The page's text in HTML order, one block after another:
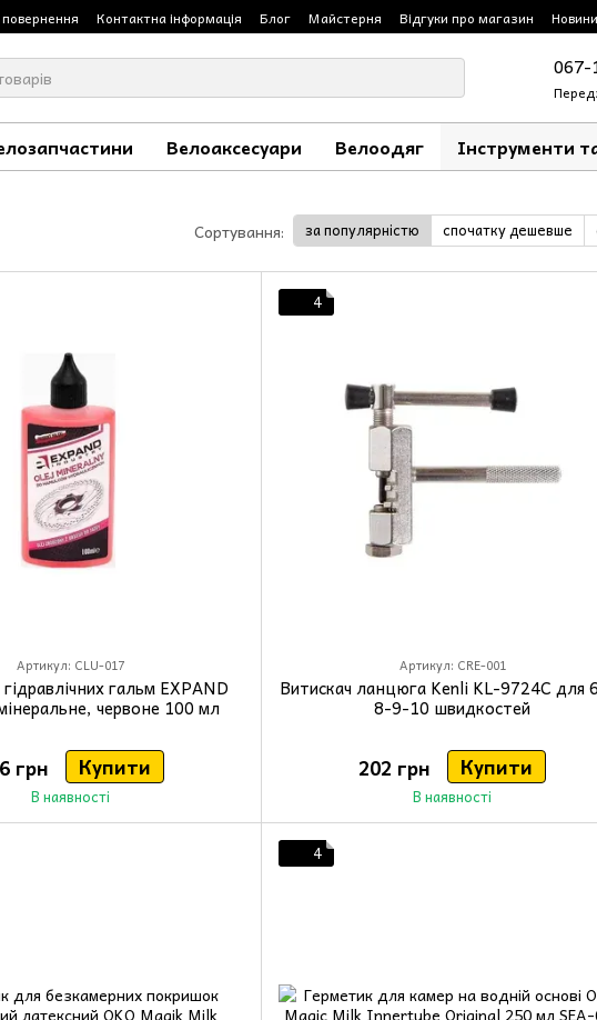
Контактна інформація Блог Майстерня Відгуки про магазин Новини
067-
Велоаксесуари Велоодяг Інструменти
Сортування: за популярністю спочатку дешевше
Артикул: CLU-017
гальм EXPAND
червоне 100 мл
грн Купити
В наявності
4
Артикул: CRE-001
Витискач ланцюга Kenli KL-9724C для
8-9-10 швидкостей
202 грн Купити
В наявності
4